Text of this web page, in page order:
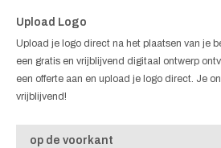
Upload Logo
Upload je logo direct na het plaatsen van je
een gratis en vrijblijvend digitaal ontwerp
een offerte aan en upload je logo direct. Je
vrijblijvend!
op de voorkant